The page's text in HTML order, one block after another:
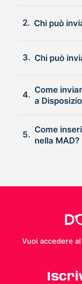
2.
3. Chi può
4.
Come
a
5.
Come inserire
nella MAD?
Vuoi accedere